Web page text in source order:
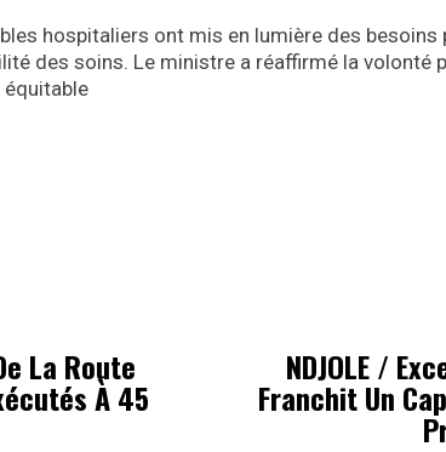
hospitaliers ont mis en lumière des
des soins. Le ministre a réaffirmé la volonté
La Route
À 45
NDJOLE /
Franchit Un